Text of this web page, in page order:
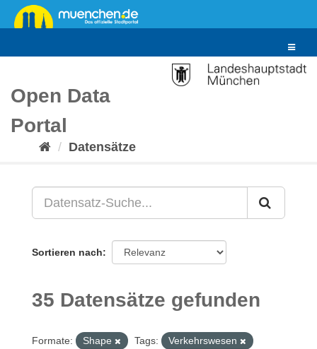
Überspringen
zum
Toggle
Open Data
Portal
Datensätze
Sortieren nach
35 Datensätze gefunden
Formate: Shape Tags:
Verkehrswesen